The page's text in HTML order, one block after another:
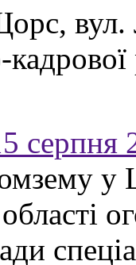
вул.
серпня
у
області